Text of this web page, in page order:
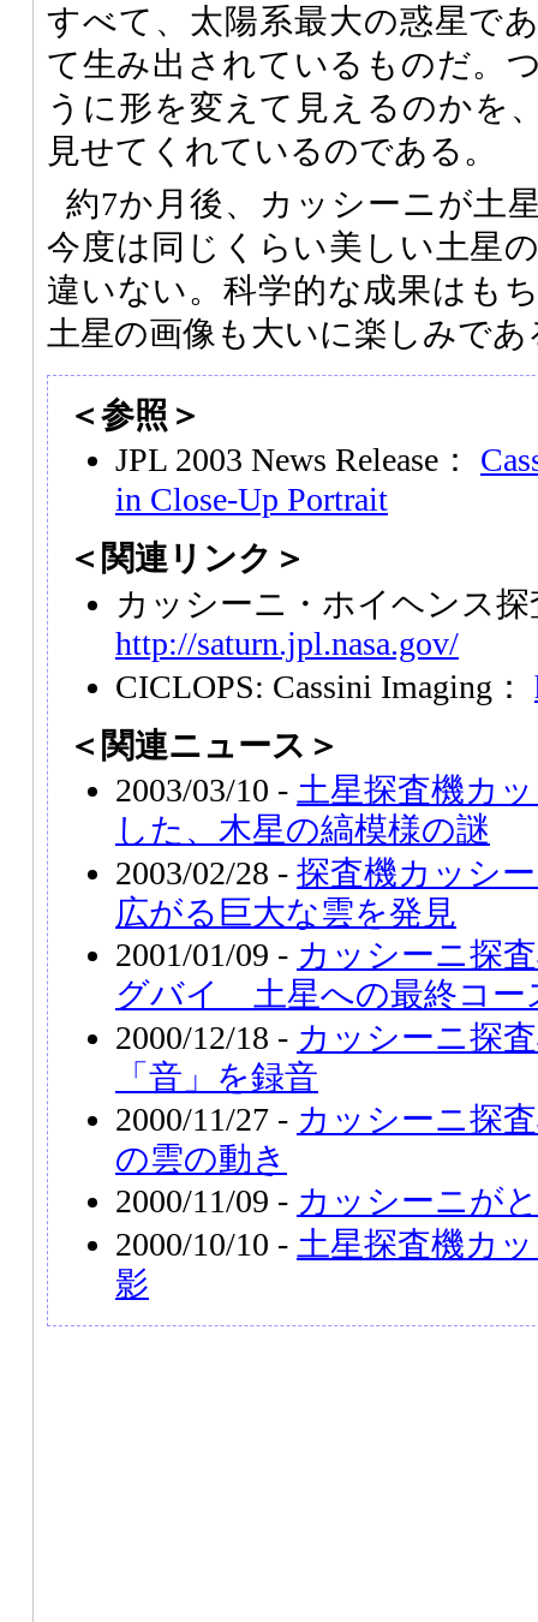
すべて、太陽系最大の惑星で
て生み出されているものだ。
うに形を変えて見えるのかを
見せてくれているのである。
約7か月後、カッシーニが土
今度は同じくらい美しい土星
違いない。科学的な成果はも
土星の画像も大いに楽しみであ
＜参照＞
JPL 2003 News Release：
in Close-Up Portrait
＜関連リンク＞
カッシーニ・ホイヘンス探
http://saturn.jpl.nasa.gov/
CICLOPS: Cassini Imaging：
＜関連ニュース＞
2003/03/10 - 土星探査機カ
した、木星の縞模様の謎
2003/02/28 - 探査機カッシ
広がる巨大な雲を発見
2001/01/09 - カッシーニ探
グバイ 土星への最終コー
2000/12/18 - カッシーニ探
「音」を録音
2000/11/27 - カッシーニ探
の雲の動き
2000/11/09 - カッシーニが
2000/10/10 - 土星探査機カ
影